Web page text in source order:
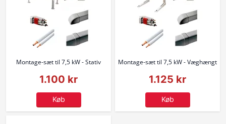
Montage-sæt til 7,5 kW - Stativ
1.100 kr
Køb
Montage-sæt til 7,5 kW - Væghængt
1.125 kr
Køb